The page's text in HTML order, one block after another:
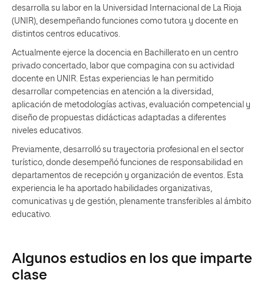
desarrolla su labor en la Universidad Internacional de La Rioja
(UNIR), desempeñando funciones como tutora y docente en
distintos centros educativos.
Actualmente ejerce la docencia en Bachillerato en un centro
privado concertado, labor que compagina con su actividad
docente en UNIR. Estas experiencias le han permitido
desarrollar competencias en atención a la diversidad,
aplicación de metodologías activas, evaluación competencial y
diseño de propuestas didácticas adaptadas a diferentes
niveles educativos.
Previamente, desarrolló su trayectoria profesional en el sector
turístico, donde desempeñó funciones de responsabilidad en
departamentos de recepción y organización de eventos. Esta
experiencia le ha aportado habilidades organizativas,
comunicativas y de gestión, plenamente transferibles al ámbito
educativo.
Algunos estudios en los que imparte
clase